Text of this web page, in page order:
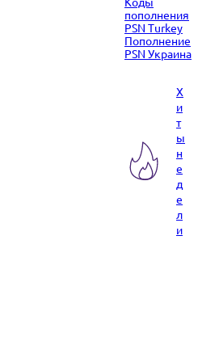
пополнения
PSN Turkey
Пополнение
PSN Украина
Х
и
т
ы
н
е
д
е
л
и